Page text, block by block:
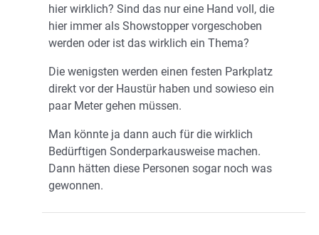
hier wirklich? Sind das nur eine Hand voll, die
hier immer als Showstopper vorgeschoben
werden oder ist das wirklich ein Thema?
Die wenigsten werden einen festen Parkplatz
direkt vor der Haustür haben und sowieso ein
paar Meter gehen müssen.
Man könnte ja dann auch für die wirklich
Bedürftigen Sonderparkausweise machen.
Dann hätten diese Personen sogar noch was
gewonnen.